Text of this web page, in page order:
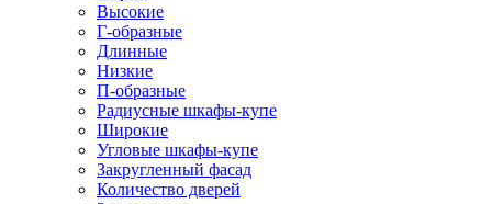
Высокие
Г-образные
Длинные
Низкие
П-образные
Радиусные шкафы-купе
Широкие
Угловые шкафы-купе
Закругленный фасад
Количество дверей